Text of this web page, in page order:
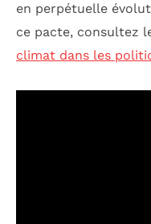
en perpétuelle
ce pacte, consultez
climat dans les